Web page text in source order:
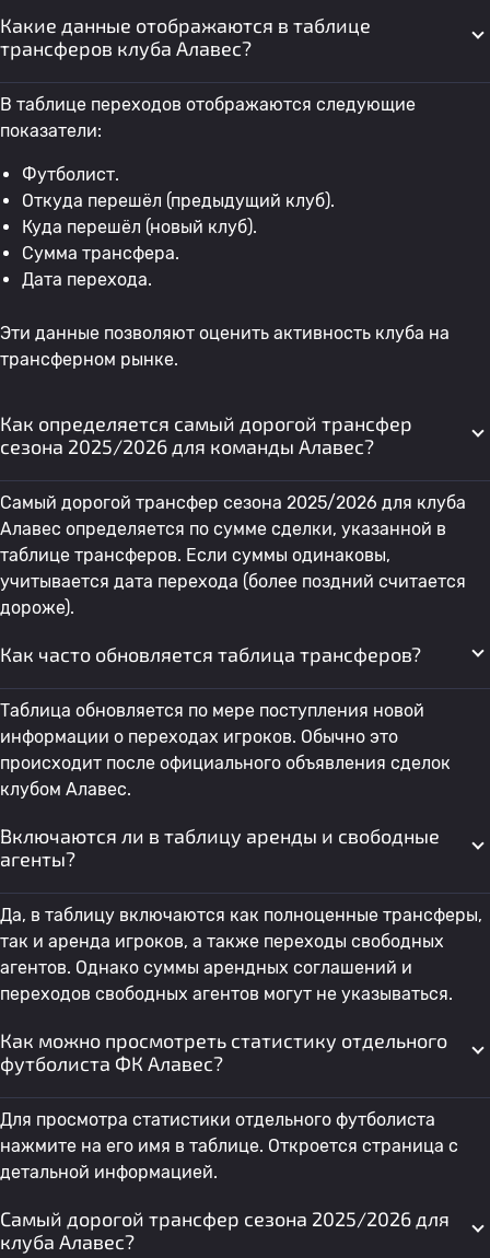
Какие данные отображаются в таблице
трансферов клуба Алавес?
В таблице переходов отображаются следующие
показатели:
Футболист.
Откуда перешёл (предыдущий клуб).
Куда перешёл (новый клуб).
Сумма трансфера.
Дата перехода.
Эти данные позволяют оценить активность клуба на
трансферном рынке.
Как определяется самый дорогой трансфер
сезона 2025/2026 для команды Алавес?
Самый дорогой трансфер сезона 2025/2026 для клуба
Алавес определяется по сумме сделки, указанной в
таблице трансферов. Если суммы одинаковы,
учитывается дата перехода (более поздний считается
дороже).
Как часто обновляется таблица трансферов?
Таблица обновляется по мере поступления новой
информации о переходах игроков. Обычно это
происходит после официального объявления сделок
клубом Алавес.
Включаются ли в таблицу аренды и свободные
агенты?
Да, в таблицу включаются как полноценные трансферы,
так и аренда игроков, а также переходы свободных
агентов. Однако суммы арендных соглашений и
переходов свободных агентов могут не указываться.
Как можно просмотреть статистику отдельного
футболиста ФК Алавес?
Для просмотра статистики отдельного футболиста
нажмите на его имя в таблице. Откроется страница с
детальной информацией.
Самый дорогой трансфер сезона 2025/2026 для
клуба Алавес?